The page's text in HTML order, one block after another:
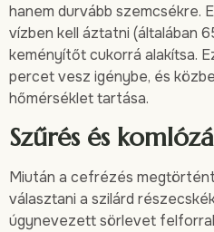
hanem durvább szemcsékre.
vízben kell áztatni (általában
keményítőt cukorrá alakítsa.
percet vesz igénybe, és
hőmérséklet tartása.
Szűrés és
Miután a cefrézés
választani a szilárd
úgynevezett sörlevet